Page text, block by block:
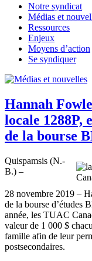
Notre syndicat
Médias et
Ressources
Enjeux
Moyens d’action
Se syndiquer
Hannah
locale 1288P,
de la bourse
Quispamsis (N.-
B.) –
28 novembre 2019 –
de la bourse d’études
année, les TUAC
valeur de 1 000 $
famille afin de leur
postsecondaires.